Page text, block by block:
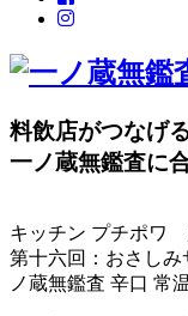
料飲店がつなげ
一ノ蔵無鑑査に
キッチン プチポワ
第十六回：おさし
ノ蔵無鑑査 辛口 常